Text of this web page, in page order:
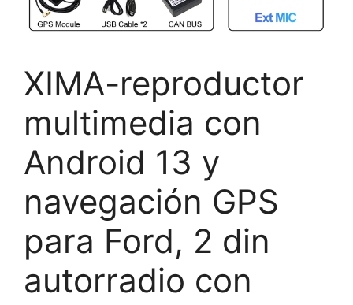
XIMA-reproductor
multimedia con
Android 13 y
navegación GPS
para Ford, 2 din
autorradio con